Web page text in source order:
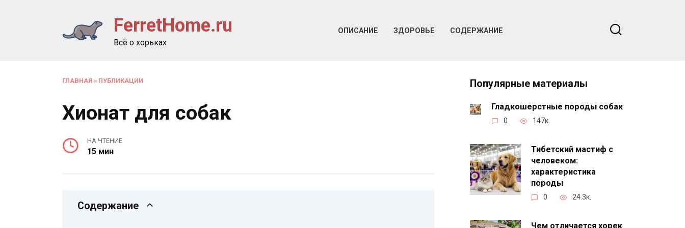
FerretHome.ru
Всё о хорьках
ОПИСАНИЕ ЗДОРОВЬЕ СОДЕРЖАНИЕ
ГЛАВНАЯ » ПУБЛИКАЦИИ
Хионат для собак
НА ЧТЕНИЕ
15 мин
Содержание
Популярные материалы
Гладкошерстные породы собак
0 147к.
Тибетский мастиф с
человеком:
характеристика
породы
0 24.3к.
Чем отличается хорек